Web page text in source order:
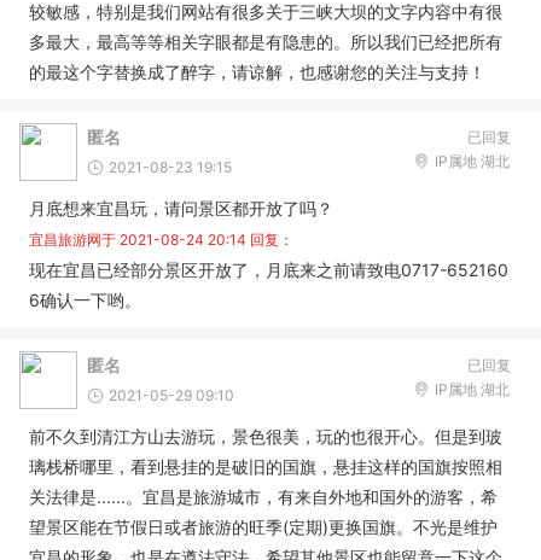
较敏感，特别是我们网站有很多关于三峡大坝的文字内容中有很
多最大，最高等等相关字眼都是有隐患的。所以我们已经把所有
的最这个字替换成了醉字，请谅解，也感谢您的关注与支持！
已回复
匿名
2021-08-23 19:15 IP属地 湖北
月底想来宜昌玩，请问景区都开放了吗？
宜昌旅游网于 2021-08-24 20:14 回复：
现在宜昌已经部分景区开放了，月底来之前请致电0717-652160
6确认一下哟。
已回复
匿名
2021-05-29 09:10 IP属地 湖北
前不久到清江方山去游玩，景色很美，玩的也很开心。但是到玻
璃栈桥哪里，看到悬挂的是破旧的国旗，悬挂这样的国旗按照相
关法律是......。宜昌是旅游城市，有来自外地和国外的游客，希
望景区能在节假日或者旅游的旺季(定期)更换国旗。不光是维护